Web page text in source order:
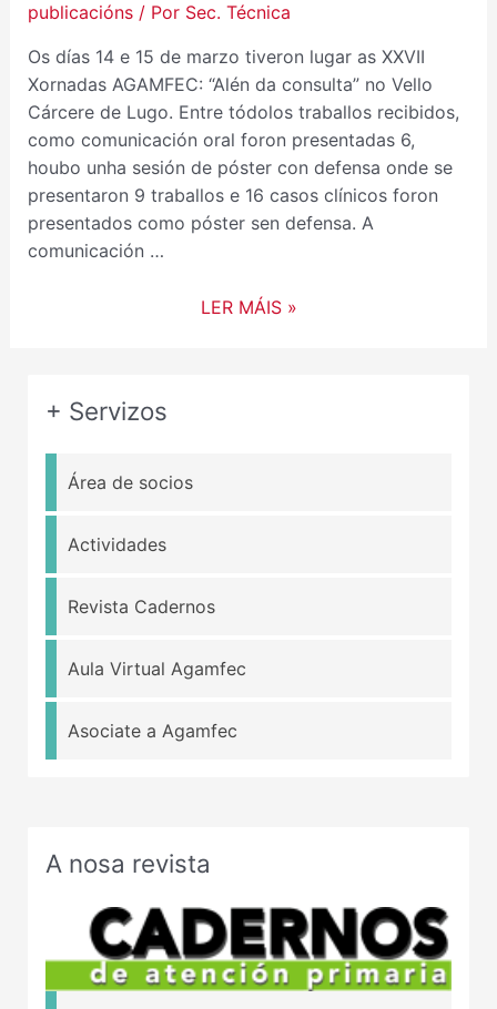
publicacións/ Por Sec. Técnica
Os días 14 e 15 de marzo tiveron lugar as XXVII
Xornadas AGAMFEC: “Alén da consulta” no Vello
Cárcere de Lugo. Entre tódolos traballos recibidos,
como comunicación oral foron presentadas 6,
houbo unha sesión de póster con defensa onde se
presentaron 9 traballos e 16 casos clínicos foron
presentados como póster sen defensa. A
comunicación …
LER MÁIS »
+ Servizos
Área de socios
Actividades
Revista Cadernos
Aula Virtual Agamfec
Asociate a Agamfec
A nosa revista